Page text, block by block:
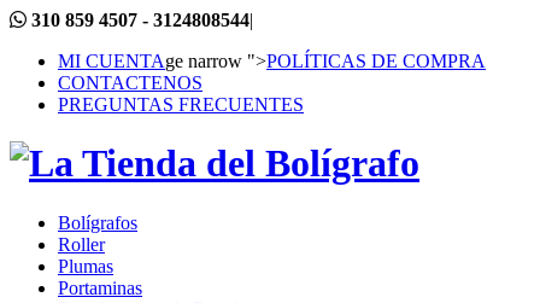
310 859 4507 - 3124808544|
MI CUENTAge narrow ">POLÍTICAS DE COMPRA
CONTACTENOS
PREGUNTAS FRECUENTES
Bolígrafos
Roller
Plumas
Portaminas